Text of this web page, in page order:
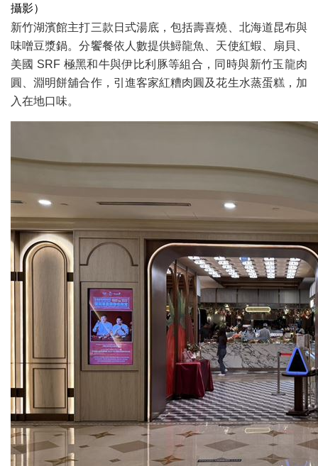
攝影）
新竹湖濱館主打三款日式湯底，包括壽喜燒、北海道昆布與
味噌豆漿鍋。分饗餐依人數提供鱘龍魚、天使紅蝦、扇貝、
美國 SRF 極黑和牛與伊比利豚等組合，同時與新竹玉龍肉
圓、淵明餅舖合作，引進客家紅糟肉圓及花生水蒸蛋糕，加
入在地口味。